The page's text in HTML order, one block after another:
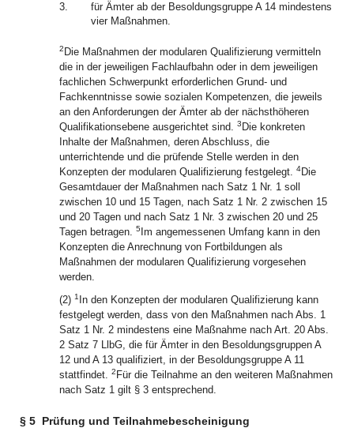
3.
für Ämter ab der Besoldungsgruppe A 14 mindestens
vier Maßnahmen.
2 Die Maßnahmen der modularen Qualifizierung vermitteln
die in der jeweiligen Fachlaufbahn oder in dem jeweiligen
fachlichen Schwerpunkt erforderlichen Grund- und
Fachkenntnisse sowie sozialen Kompetenzen, die jeweils
an den Anforderungen der Ämter ab der nächsthöheren
Qualifikationsebene ausgerichtet sind. 3 Die konkreten
Inhalte der Maßnahmen, deren Abschluss, die
unterrichtende und die prüfende Stelle werden in den
Konzepten der modularen Qualifizierung festgelegt. 4Die
Gesamtdauer der Maßnahmen nach Satz 1 Nr. 1 soll
zwischen 10 und 15 Tagen, nach Satz 1 Nr. 2 zwischen 15
und 20 Tagen und nach Satz 1 Nr. 3 zwischen 20 und 25
Tagen betragen. 5 Im angemessenen Umfang kann in den
Konzepten die Anrechnung von Fortbildungen als
Maßnahmen der modularen Qualifizierung vorgesehen
werden.
(2) 1 In den Konzepten der modularen Qualifizierung kann
festgelegt werden, dass von den Maßnahmen nach Abs. 1
Satz 1 Nr. 2 mindestens eine Maßnahme nach Art. 20 Abs.
2 Satz 7 LlbG, die für Ämter in den Besoldungsgruppen A
12 und A 13 qualifiziert, in der Besoldungsgruppe A 11
stattfindet. 2 Für die Teilnahme an den weiteren Maßnahmen
nach Satz 1 gilt § 3 entsprechend.
§ 5 Prüfung und Teilnahmebescheinigung